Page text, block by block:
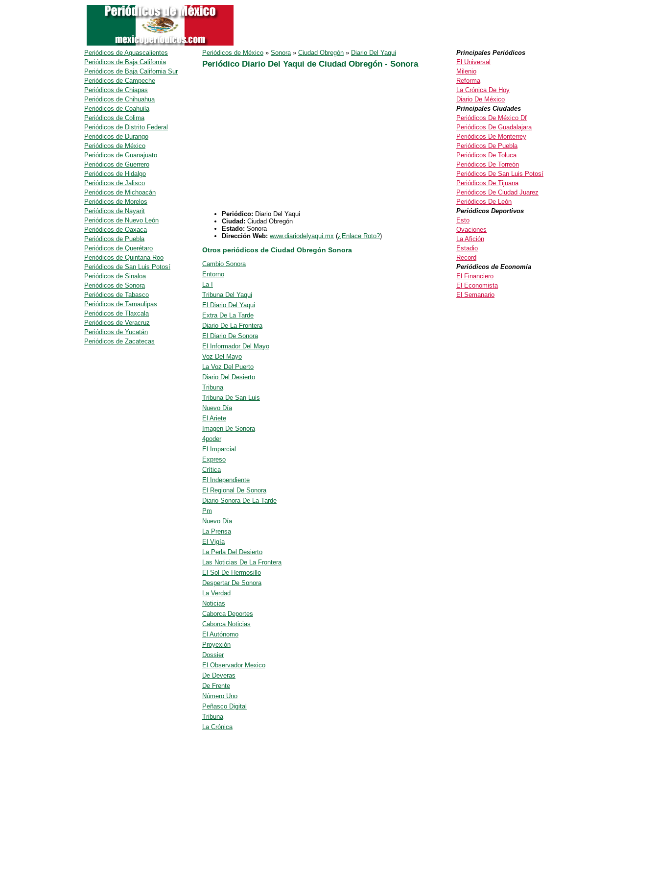
Periódicos de México» Sonora» Ciudad Obregón» Diario Del Yaqui
Periódico Diario Del Yaqui de Ciudad Obregón - Sonora
Periódico: Diario Del Yaqui
Ciudad: Ciudad Obregón
Estado: Sonora
Dirección Web: www.diariodelyaqui.mx(¿Enlace Roto?)
Otros periódicos de Ciudad Obregón Sonora
Cambio Sonora
Entorno
La I
Tribuna Del Yaqui
El Diario Del Yaqui
Extra De La Tarde
Diario De La Frontera
El Diario De Sonora
El Informador Del Mayo
Voz Del Mayo
La Voz Del Puerto
Diario Del Desierto
Tribuna
Tribuna De San Luis
Nuevo Día
El Ariete
Imagen De Sonora
4poder
El Imparcial
Expreso
Crítica
El Independiente
El Regional De Sonora
Diario Sonora De La Tarde
Pm
Nuevo Día
La Prensa
El Vigía
La Perla Del Desierto
Las Noticias De La Frontera
El Sol De Hermosillo
Despertar De Sonora
La Verdad
Noticias
Caborca Deportes
Caborca Noticias
El Autónomo
Proyexión
Dossier
El Observador Mexico
De Deveras
De Frente
Número Uno
Peñasco Digital
Tribuna
La Crónica
Periódicos de Aguascalientes
Periódicos de Baja California
Periódicos de Baja California Sur
Periódicos de Campeche
Periódicos de Chiapas
Periódicos de Chihuahua
Periódicos de Coahuila
Periódicos de Colima
Periódicos de Distrito Federal
Periódicos de Durango
Periódicos de México
Periódicos de Guanajuato
Periódicos de Guerrero
Periódicos de Hidalgo
Periódicos de Jalisco
Periódicos de Michoacán
Periódicos de Morelos
Periódicos de Nayarit
Periódicos de Nuevo León
Periódicos de Oaxaca
Periódicos de Puebla
Periódicos de Querétaro
Periódicos de Quintana Roo
Periódicos de San Luis Potosí
Periódicos de Sinaloa
Periódicos de Sonora
Periódicos de Tabasco
Periódicos de Tamaulipas
Periódicos de Tlaxcala
Periódicos de Veracruz
Periódicos de Yucatán
Periódicos de Zacatecas
Principales Periódicos
El Universal
Milenio
Reforma
La Crónica De Hoy
Diario De México
Principales Ciudades
Periódicos De México Df
Periódicos De Guadalajara
Periódicos De Monterrey
Periódicos De Puebla
Periódicos De Toluca
Periódicos De Torreón
Periódicos De San Luis Potosí
Periódicos De Tijuana
Periódicos De Ciudad Juarez
Periódicos De León
Periódicos Deportivos
Esto
Ovaciones
La Afición
Estadio
Record
Periódicos de Economía
El Financiero
El Economista
El Semanario